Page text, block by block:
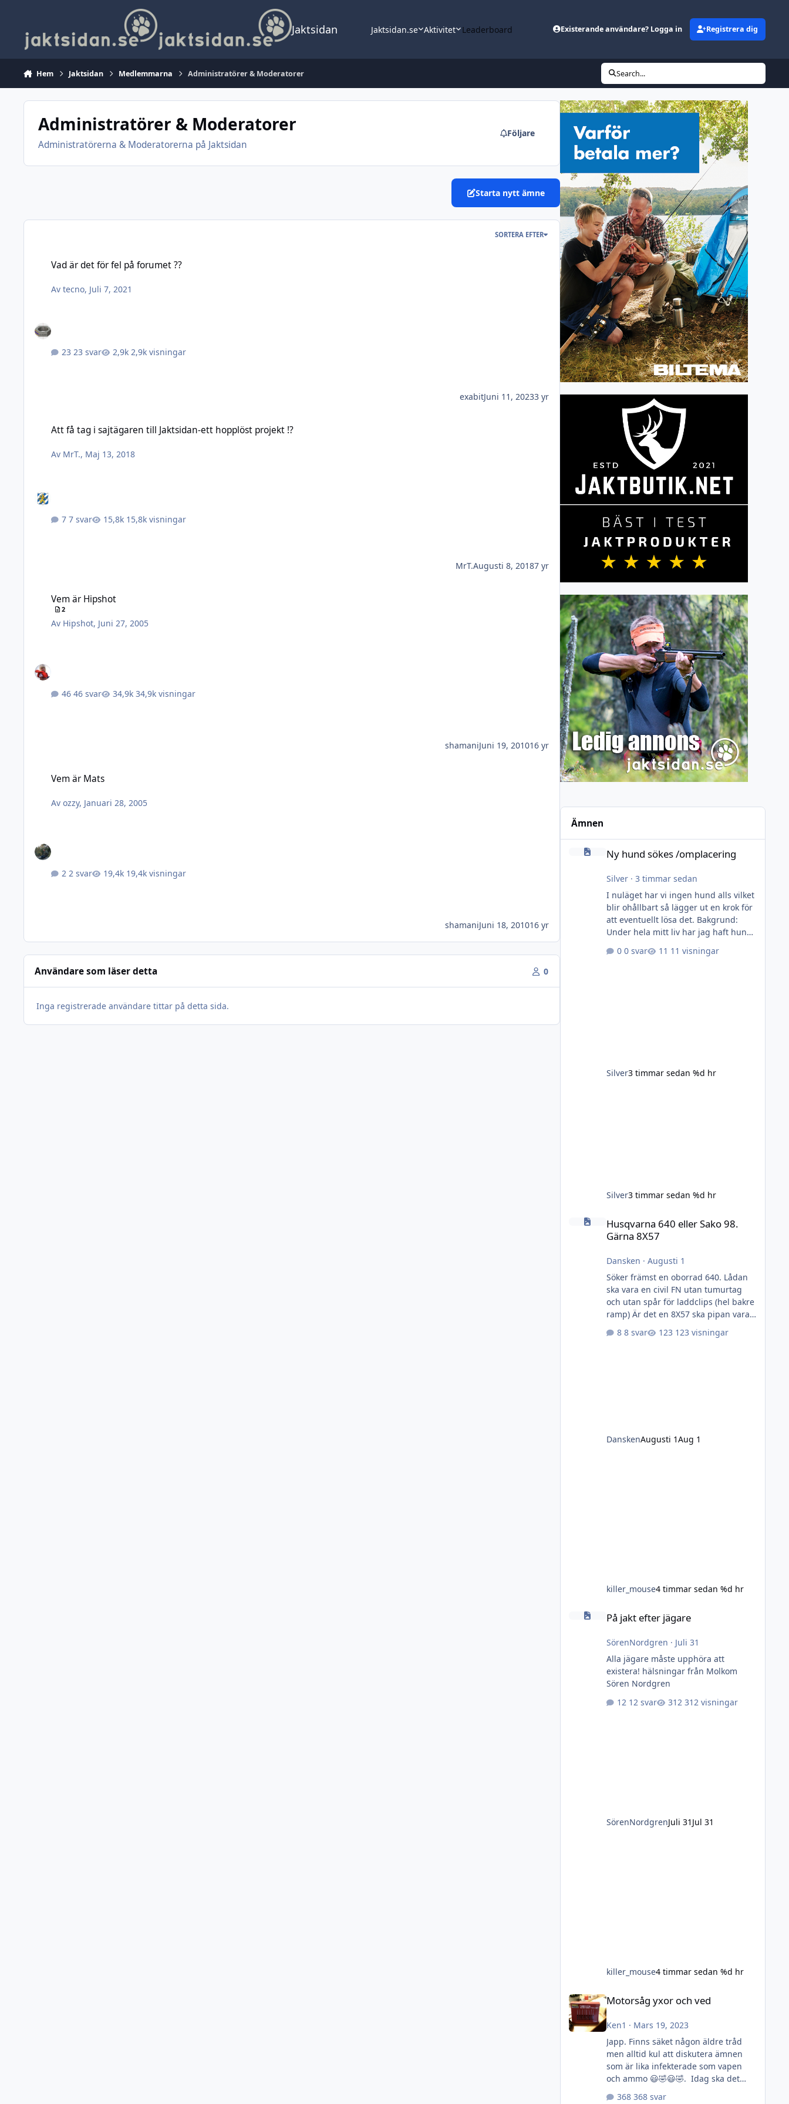
Jaktsidan Jaktsidan.se Aktivitet Leaderboard Existerande användare? Logga in Registrera dig
Hem Jaktsidan Medlemmarna Administratörer & Moderatorer Search...
Administratörer & Moderatorer
Administratörerna & Moderatorerna på Jaktsidan
Följare
Starta nytt ämne
SORTERA EFTER
Vad är det för fel på forumet ??
Avtecno, Juli 7, 2021
23 svar 2,9k visningar
exabitJuni 11, 20233 yr
Att få tag i sajtägaren till Jaktsidan-ett hopplöst projekt !?
Av MrT., Maj 13, 2018
7 svar 15,8k visningar
MrT.Augusti 8, 20187 yr
Vem är Hipshot
2
Av Hipshot, Juni 27, 2005
46 svar 34,9k visningar
shamaniJuni 19, 201016 yr
Vem är Mats
Avozzy, Januari 28, 2005
2 svar 19,4k visningar
shamaniJuni 18, 201016 yr
Användare som läser detta 0
Inga registrerade användare tittar på detta sida.
Ämnen
Ny hund sökes /omplacering
Ny hund sökes /omplacering
Silver· 3 timmar sedan
I nuläget har vi ingen hund alls vilket
blir ohållbart så lägger ut en krok för
att eventuellt lösa det. Bakgrund:
Under hela mitt liv har jag haft hund,
år för pengar som jag gnidit ihop på
0 svar 11 visningar
Silver3 timmar sedan %d hr
Silver3 timmar sedan %d hr
Husqvarna 640 eller Sako 98.
Gärna 8X57
Dansken · Augusti 1
Söker främst en oborrad 640. Lådan
ska vara en civil FN utan tumurtag
och utan spår för laddclips (hel bakre
ramp) Är det en 8X57 ska pipan vara
söker modellen efter 1948 och
8 svar 123 visningar
DanskenAugusti 1Aug 1
killer_mouse4 timmar sedan %d hr
På jakt efter jägare
På jakt efter jägare
SörenNordgren · Juli 31
Alla jägare måste upphöra att
existera! hälsningar från Molkom
Sören Nordgren
12 svar
312 visningar
SörenNordgrenJuli 31 Jul 31
killer_mouse4 timmar sedan %d hr
Motorsåg yxor och ved
Ken1 · Mars 19, 2023
Japp. Finns säket någon äldre tråd
men alltid kul att diskutera ämnen
som är lika infekterade som vapen
och ammo 😃🤣😃🤣. Idag ska det
368 svar